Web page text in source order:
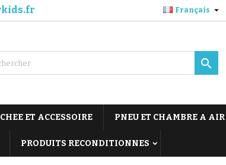
Français 

ET ACCESSOIRE PNEU ET CHAMBRE A AIR
PRODUITS RECONDITIONNES